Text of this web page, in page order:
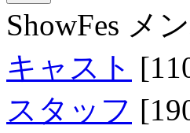
ShowFes メ
キャスト
スタッフ